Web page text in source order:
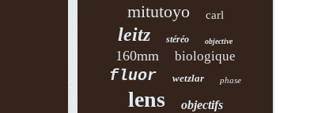
mitutoyo carl
leitz stéréo objective
160mm biologique
fluor wetzlar phase
lens objectifs